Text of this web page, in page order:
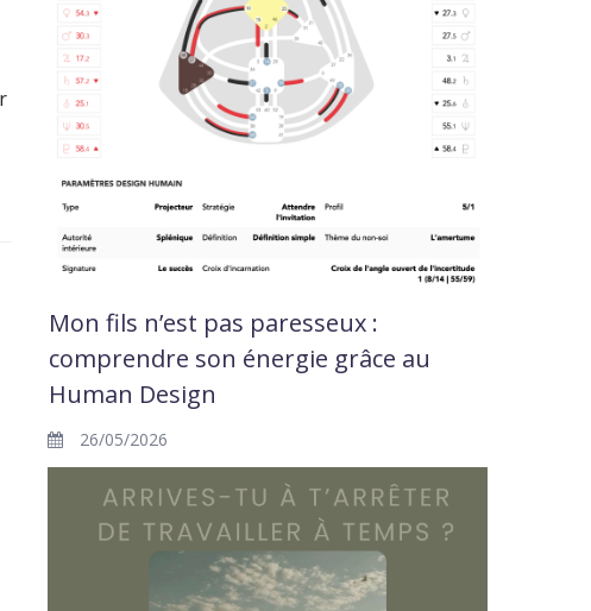
Mon fils n’est pas paresseux :
comprendre son énergie grâce au
Human Design
26/05/2026